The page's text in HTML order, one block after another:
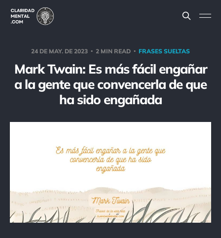
24 DE MAY. DE 2023 2 MIN READ FRASES SUELTAS
Mark Twain: Es más fácil engañar
a la gente que convencerla de que
ha sido engañada